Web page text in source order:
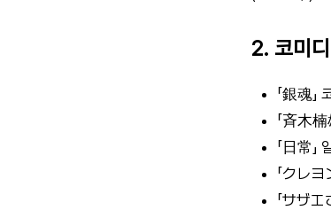
2. 코미
「銀魂」
「斉木
「日常」
「クレ
「サザエ